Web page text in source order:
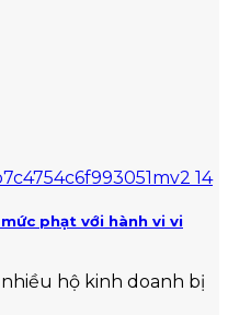
phạt với hành vi vi
hộ kinh doanh bị